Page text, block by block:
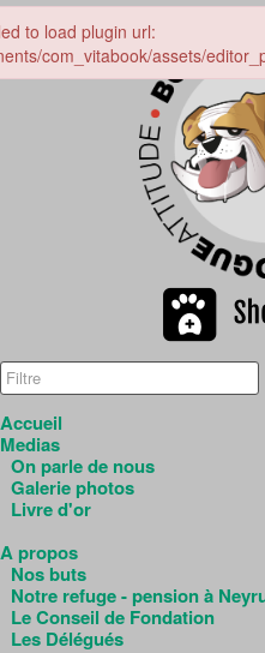
Accueil
Medias
On parle de nous
Galerie photos
Livre d'or
A propos
Nos buts
Notre refuge - pension à
Le Conseil de Fondation
Les Délégués
to load plugin url:
com_vitabook/assets/